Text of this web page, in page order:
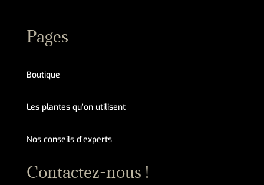
Pages
Boutique
Les plantes qu’on utilisent
Nos conseils d’experts
Contactez-nous !